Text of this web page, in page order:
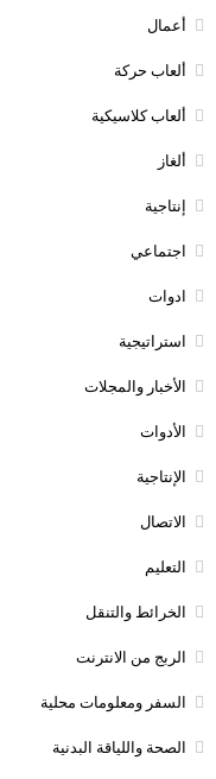
أعمال
ألعاب حركة
ألعاب كلاسيكية
ألغاز
إنتاجية
اجتماعي
ادوات
استراتيجية
الأخبار والمجلات
الأدوات
الإنتاجية
الاتصال
التعليم
الخرائط والتنقل
الربج من الانترنت
السفر ومعلومات محلية
الصحة واللياقة البدنية